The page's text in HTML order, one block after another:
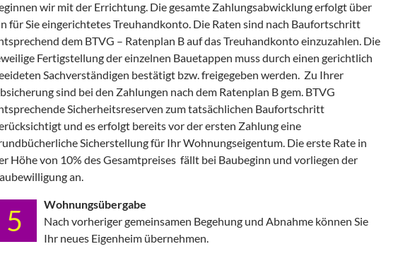
wir mit der Errichtung. Die gesamte Zahlungsabwicklung erfolgt über
für Sie eingerichtetes Treuhandkonto. Die Raten sind nach Baufortschritt
dem BTVG – Ratenplan B auf das Treuhandkonto einzuzahlen. Die
Fertigstellung der einzelnen Bauetappen muss durch einen gerichtlich
Sachverständigen bestätigt bzw. freigegeben werden. Zu Ihrer
sind bei den Zahlungen nach dem Ratenplan B gem. BTVG
Sicherheitsreserven zum tatsächlichen Baufortschritt
und es erfolgt bereits vor der ersten Zahlung eine
Sicherstellung für Ihr Wohnungseigentum. Die erste Rate in
Höhe von 10% des Gesamtpreises fällt bei Baubeginn und vorliegen der
an.
5
Wohnungsübergabe
Nach vorheriger gemeinsamen Begehung und Abnahme können Sie
Ihr neues Eigenheim übernehmen.